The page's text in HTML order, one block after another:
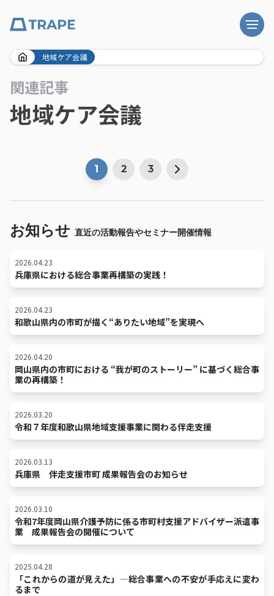
Skip
content
地域ケア会議
関連記事
地域ケア会議
1 2 3
お知らせ 直近の活動報告やセミナー開催情報
2026.04.23
兵庫県における総合事業再構築の実践！
2026.04.23
和歌山県内の市町が描く“ありたい地域”を実現へ
2026.04.20
岡山県内の市町における “我が町のストーリー” に基づく総合事
業の再構築！
2026.03.20
令和７年度和歌山県地域支援事業に関わる伴走支援
2026.03.13
兵庫県 伴走支援市町 成果報告会のお知らせ
2026.03.10
令和7年度岡山県介護予防に係る市町村支援アドバイザー派遣事
業 成果報告会の開催について
2025.04.28
「これからの道が見えた」―総合事業への不安が手応えに変わ
るまで